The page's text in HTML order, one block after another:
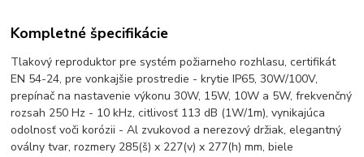
Kompletné špecifikácie
Tlakový reproduktor pre systém požiarneho rozhlasu, certifikát
EN 54-24, pre vonkajšie prostredie - krytie IP65, 30W/100V,
prepínač na nastavenie výkonu 30W, 15W, 10W a 5W, frekvenčný
rozsah 250 Hz - 10 kHz, citlivosť 113 dB (1W/1m), vynikajúca
odolnosť voči korózii - Al zvukovod a nerezový držiak, elegantný
oválny tvar, rozmery 285(š) x 227(v) x 277(h) mm, biele